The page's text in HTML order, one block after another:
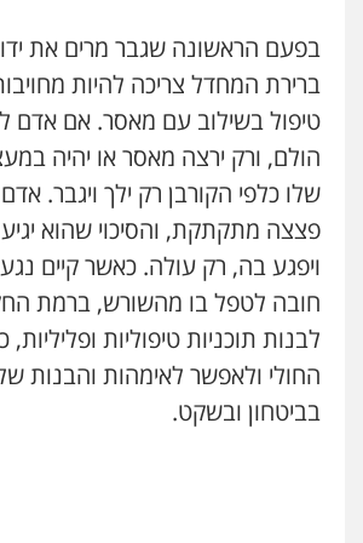
בפעם הראשונה שגבר מרים את
ברירת המחדל צריכה להיות
טיפול בשילוב עם מאסר. אם אדם
הולם, ורק ירצה מאסר או יהיה
שלו כלפי הקורבן רק ילך ויגבר.
פצצה מתקתקת, והסיכוי שהוא
ויפגע בה, רק עולה. כאשר קיים
חובה לטפל בו מהשורש, ברמת
לבנות תוכניות טיפוליות
החולי ולאפשר לאימהות והבנות
בביטחון ובשקט.
מרכז התחלה חדשה
אסירים עבירות מין
לעורכי דין
מאיה בלום, עו"ס,
טיפול בהתמכרויות
לעורכי דין
0504062539
עו"ד ד"ר אבי שקד
עבירות כלכליות הלבנת הון
עבירות פליליות
0544385337